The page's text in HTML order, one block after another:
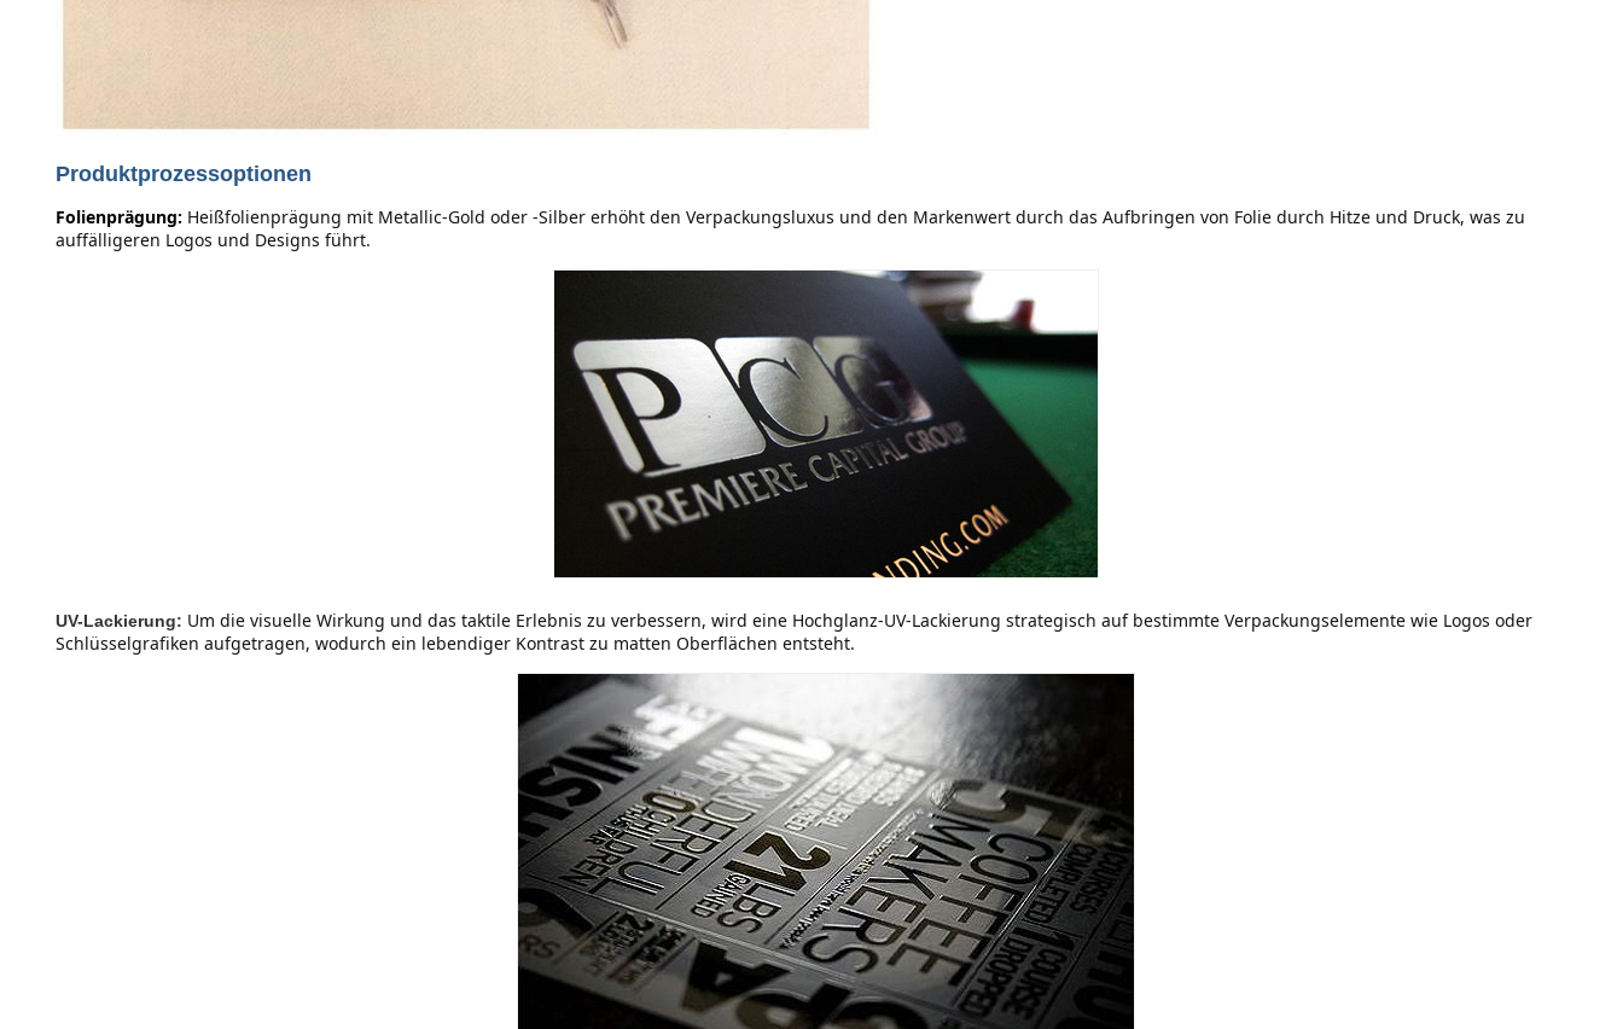
Produktprozessoptionen
Folienprägung: Heißfolienprägung mit Metallic-Gold oder -Silber erhöht den Verpackungsluxus und den Markenwert durch das Aufbringen von Folie durch Hitze und Druck, was zu
auffälligeren Logos und Designs führt.
UV-Lackierung: Um die visuelle Wirkung und das taktile Erlebnis zu verbessern, wird eine Hochglanz-UV-Lackierung strategisch auf bestimmte Verpackungselemente wie Logos oder
Schlüsselgrafiken aufgetragen, wodurch ein lebendiger Kontrast zu matten Oberflächen entsteht.